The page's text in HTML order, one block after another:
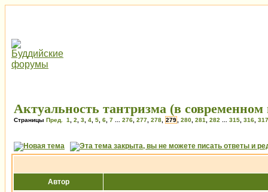
Актуальность тантризма (в современном
Страницы Пред. 1 2 3 4 5 6 7 276 277 278 279 280 281 282 315 316 317
Автор